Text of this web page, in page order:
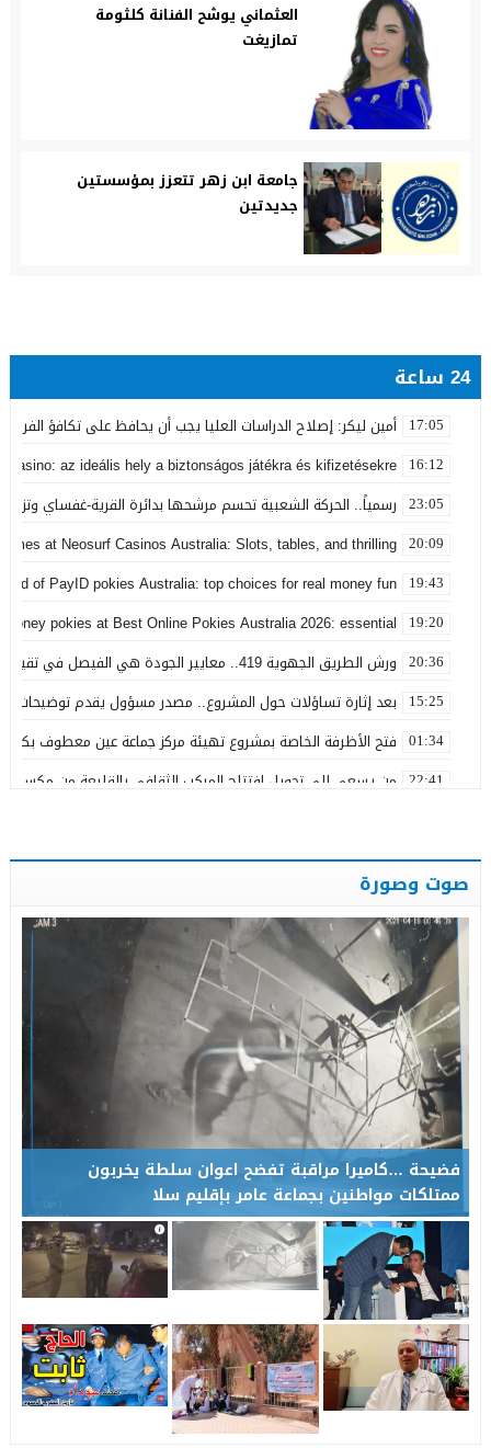
العثماني يوشح الفنانة كلثومة
تمازيغت
جامعة ابن زهر تتعزز بمؤسستين
جديدتين
24 ساعة
17:05 أمين ليكر: إصلاح الدراسات العليا يجب أن يحافظ على تكافؤ الفرص
16:12
Casino: az ideális hely a biztonságos játékra és kifizetésekre
23:05 رسمياً.. الحركة الشعبية تحسم مرشحها بدائرة القرية-غفساي
20:09
at Neosurf Casinos Australia: Slots, tables, and thrilling
19:43
of PayID pokies Australia: top choices for real money fun
19:20
pokies at Best Online Pokies Australia 2026: essential
20:36 ورش الطريق الجهوية 419.. معايير الجودة هي الفيصل في تقييم مشاريع البنية التحتية
15:25 بعد إثارة تساؤلات حول المشروع.. مصدر مسؤول يقدم توضيحات
01:34 فتح الأظرفة الخاصة بمشروع تهيئة مركز جماعة عين معطوف بكلفة تناهز 22.86
22:41 من يسعى إلى تحويل افتتاح المركب الثقافي بالقليعة من مكسب
23:45 بعد سنوات من الفرار.. توقيف “التاوناتي” في ملف “إسكوبار
20:50 نورة آضريف تستقيل من حزب التقدم والاشتراكية وتنتقد طريقة
22:35 وعكة صحية تُغيب رئيس المجلس الإقليمي لتاونات عن احتفالات
19:28 عامل إقليم تاونات يشرف على إعطاء انطلاقة مشاريع تنموية
صوت وصورة
فضيحة …كاميرا مراقبة تفضح اعوان سلطة يخربون
ممتلكات مواطنين بجماعة عامر بإقليم سلا